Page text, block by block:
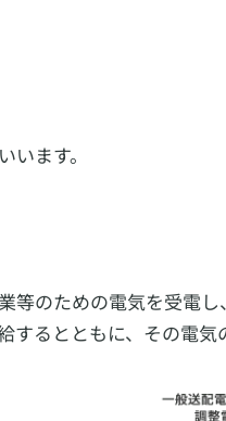
ます。
等のための電気を受電
するとともに、その電